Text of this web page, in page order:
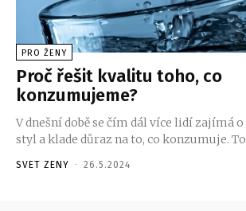
PRO ŽENY
Proč řešit kvalitu toho, co
konzumujeme?
V dnešní době se čím dál více lidí zajímá
styl a klade důraz na to, co konzumuje.
SVET ZENY - 26.5.2024